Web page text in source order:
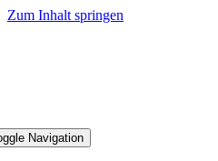
Zum Inhalt springen
Navigation